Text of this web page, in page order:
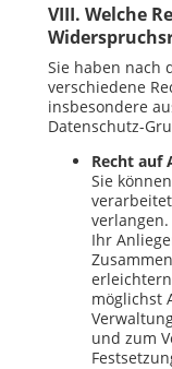
VIII. Welche
Sie haben nach
verschiedene
insbesondere
Datenschutz-
Recht auf
Sie
Ihr
möglichst
und zum